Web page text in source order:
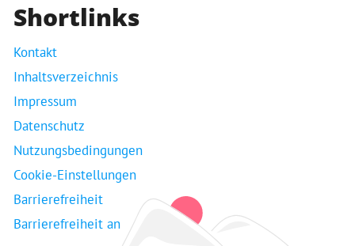
Shortlinks
Kontakt
Inhaltsverzeichnis
Impressum
Datenschutz
Nutzungsbedingungen
Cookie-Einstellungen
Barrierefreiheit
Barrierefreiheit an